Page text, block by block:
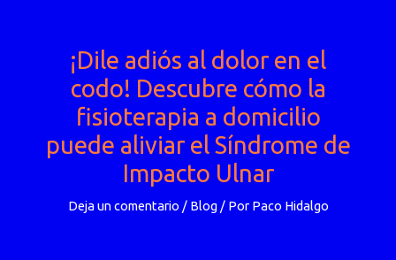
¡Dile adiós al dolor en el
codo! Descubre cómo la
fisioterapia a domicilio
puede aliviar el Síndrome de
Impacto Ulnar
Deja un comentario / Blog/ Por Paco Hidalgo